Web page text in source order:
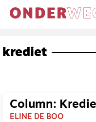
krediet
Column:
ELINE DE BOO